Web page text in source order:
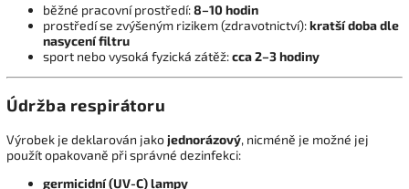
běžné pracovní prostředí:8–10 hodin
prostředí se zvýšeným rizikem (zdravotnictví):kratší doba dle
nasycení filtru
sport nebo vysoká fyzická zátěž:cca 2–3 hodiny
Údržba respirátoru
Výrobek je deklarován jako jednorázový, nicméně je možné jej
použít opakovaně při správné dezinfekci:
germicidní (UV-C) lampy